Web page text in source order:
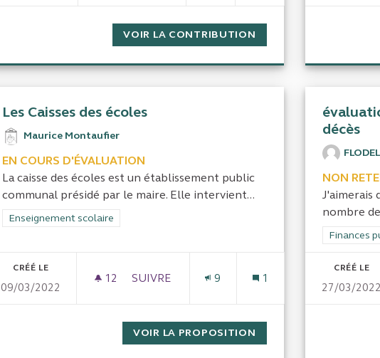
VOIR LA CONTRIBUTION ÉVALUER L'EFFICITÉ
Les Caisses des écoles
Maurice Montaufier
EN COURS D'ÉVALUATION
La caisse des écoles est un établissement public
communal présidé par le maire. Elle intervient...
Filtrer les résultats de la catégorie : Enseignement scolaire
Enseignement scolaire
CRÉÉ LE
09/03/2022
12 12 ABONNÉS
SUIVRE
9 1
VOIR LA PROPOSITION
décès
FLODEL
NON
J'aimerais
nombre
Filtrer les
Finances
CRÉÉ LE
27/03/2022